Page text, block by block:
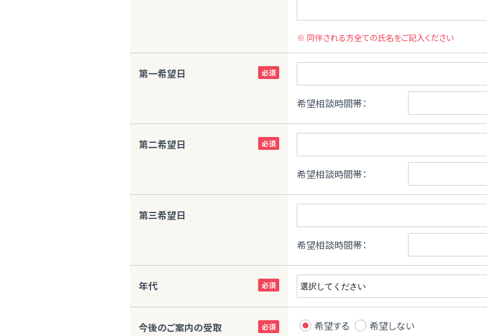
※ 同伴される方全ての氏名をご記入ください
第一希望日
希望相談時間帯：
第二希望日
希望相談時間帯：
第三希望日
希望相談時間帯：
年代
今後のご案内の受取 希望する 希望しない